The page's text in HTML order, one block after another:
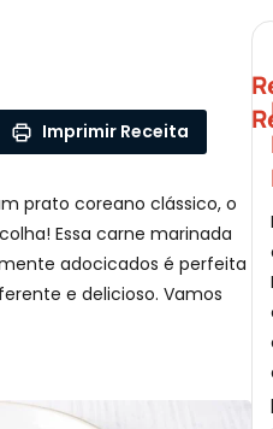
Imprimir Receita
prato coreano clássico, o
Essa carne marinada
adocicados é perfeita
e delicioso. Vamos
e